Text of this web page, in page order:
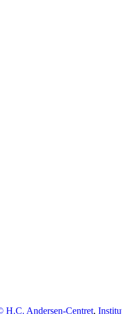
H.C. Andersen-Centret,